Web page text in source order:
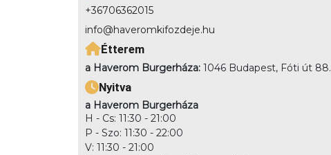
+36706362015
info@haveromkifozdeje.hu
Étterem
a Haverom Burgerháza: 1046 Budapest, Fóti út 88.
Nyitva
a Haverom Burgerháza
H - Cs: 11:30 - 21:00
P - Szo: 11:30 - 22:00
V: 11:30 - 21:00